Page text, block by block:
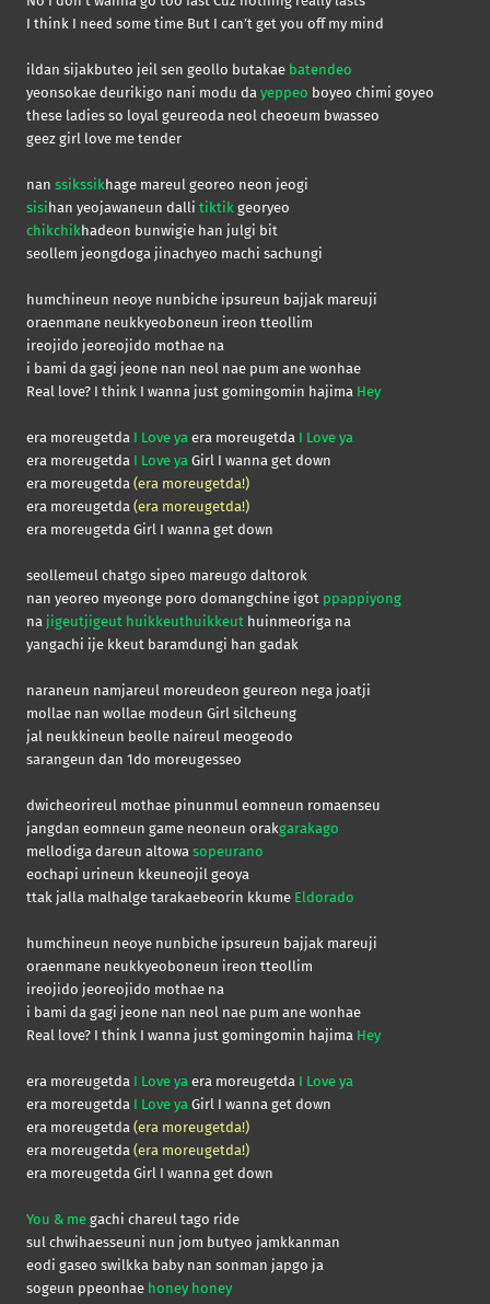
I think I need some time But I can’t get you off my mind
ildan sijakbuteo jeil sen geollo butakae batendeo
yeonsokae deurikigo nani modu da yeppeo boyeo chimi goyeo
these ladies so loyal geureoda neol cheoeum bwasseo
geez girl love me tender
nan ssikssikhage mareul georeo neon jeogi
sisihan yeojawaneun dalli tiktik georyeo
chikchikhadeon bunwigie han julgi bit
seollem jeongdoga jinachyeo machi sachungi
humchineun neoye nunbiche ipsureun bajjak mareuji
oraenmane neukkyeoboneun ireon tteollim
ireojido jeoreojido mothae na
i bami da gagi jeone nan neol nae pum ane wonhae
Real love? I think I wanna just gomingomin hajima Hey
era moreugetda I Love ya era moreugetda I Love ya
era moreugetda I Love ya Girl I wanna get down
era moreugetda (era moreugetda!)
era moreugetda (era moreugetda!)
era moreugetda Girl I wanna get down
seollemeul chatgo sipeo mareugo daltorok
nan yeoreo myeonge poro domangchine igot ppappiyong
na jigeutjigeut huikkeuthuikkeut huinmeoriga na
yangachi ije kkeut baramdungi han gadak
naraneun namjareul moreudeon geureon nega joatji
mollae nan wollae modeun Girl silcheung
jal neukkineun beolle naireul meogeodo
sarangeun dan 1do moreugesseo
dwicheorireul mothae pinunmul eomneun romaenseu
jangdan eomneun game neoneun orakgarakago
mellodiga dareun altowa sopeurano
eochapi urineun kkeuneojil geoya
ttak jalla malhalge tarakaebeorin kkume Eldorado
humchineun neoye nunbiche ipsureun bajjak mareuji
oraenmane neukkyeoboneun ireon tteollim
ireojido jeoreojido mothae na
i bami da gagi jeone nan neol nae pum ane wonhae
Real love? I think I wanna just gomingomin hajima Hey
era moreugetda I Love ya era moreugetda I Love ya
era moreugetda I Love ya Girl I wanna get down
era moreugetda (era moreugetda!)
era moreugetda (era moreugetda!)
era moreugetda Girl I wanna get down
You & me gachi chareul tago ride
sul chwihaesseuni nun jom butyeo jamkkanman
eodi gaseo swilkka baby nan sonman japgo ja
sogeun ppeonhae honey honey